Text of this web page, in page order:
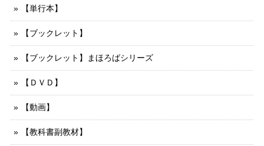
【単行本】
【ブックレット】
【ブックレット】まほろばシリーズ
【ＤＶＤ】
【動画】
【教科書副教材】